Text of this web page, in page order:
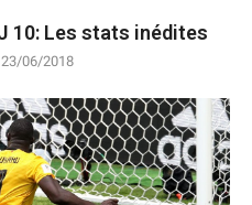
10: Les stats inédites
23/06/2018